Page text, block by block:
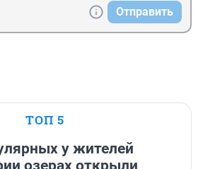
Отправить
ТОП 5
у жителей